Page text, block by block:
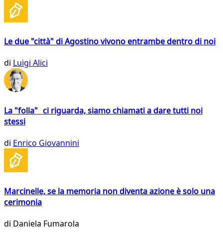
Le due "città" di Agostino vivono entrambe dentro di noi
di Luigi Alici
La "folla" ci riguarda, siamo chiamati a dare tutti noi
stessi
di Enrico Giovannini
Marcinelle, se la memoria non diventa azione è solo una
cerimonia
di Daniela Fumarola